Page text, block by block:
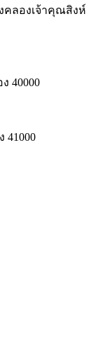
คลองเจ้าคุณสิงห์
40000
41000